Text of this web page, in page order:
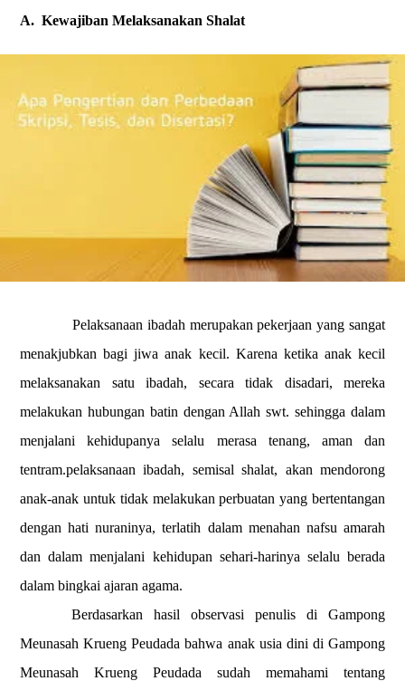
A. Kewajiban Melaksanakan Shalat
Pelaksanaan ibadah merupakan pekerjaan yang sangat
menakjubkan bagi jiwa anak kecil. Karena ketika anak kecil
melaksanakan satu ibadah, secara tidak disadari, mereka
melakukan hubungan batin dengan Allah swt. sehingga dalam
menjalani kehidupanya selalu merasa tenang, aman dan
tentram.pelaksanaan ibadah, semisal shalat, akan mendorong
anak-anak untuk tidak melakukan perbuatan yang bertentangan
dengan hati nuraninya, terlatih dalam menahan nafsu amarah
dan dalam menjalani kehidupan sehari-harinya selalu berada
dalam bingkai ajaran agama.
Berdasarkan hasil observasi penulis di Gampong
Meunasah Krueng Peudada bahwa anak usia dini di Gampong
Meunasah Krueng Peudada sudah memahami tentang